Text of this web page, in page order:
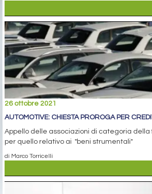
26 ottobre 2021
AUTOMOTIVE: CHIESTA PROROGA PER
Appello delle associazioni di categoria della
per quello relativo ai "beni strumentali"
di Marco Torricelli